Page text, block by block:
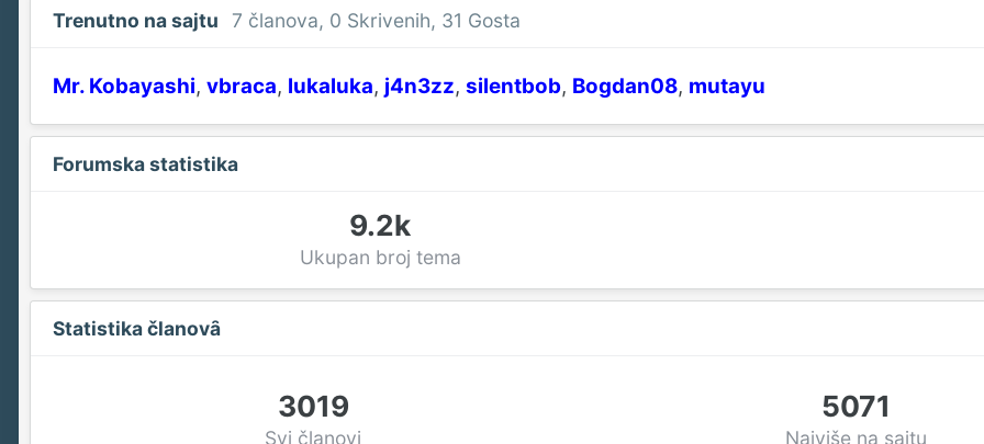
Trenutno na sajtu 7 članova, 0 Skrivenih, 31 Gosta
Mr. Kobayashi vbraca lukaluka j4n3zz silentbob Bogdan08 mutayu
Forumska statistika
9.2k
Ukupan broj tema
Statistika članovȃ
3019
Svi članovi
5071
Najviše na sajtu